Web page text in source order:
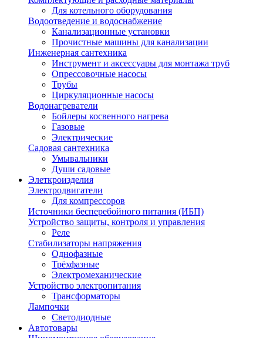
Для котельного оборудования
Водоотведение и водоснабжение
Канализационные установки
Прочистные машины для канализации
Инженерная сантехника
Инструмент и аксессуары для монтажа труб
Опрессовочные насосы
Трубы
Циркуляционные насосы
Водонагреватели
Бойлеры косвенного нагрева
Газовые
Электрические
Садовая сантехника
Умывальники
Души садовые
Элеткроизделия
Электродвигатели
Для компрессоров
Источники бесперебойного питания (ИБП)
Устройство защиты, контроля и управления
Реле
Стабилизаторы напряжения
Однофазные
Трёхфазные
Электромеханические
Устройство электропитания
Трансформаторы
Лампочки
Светодиодные
Автотовары